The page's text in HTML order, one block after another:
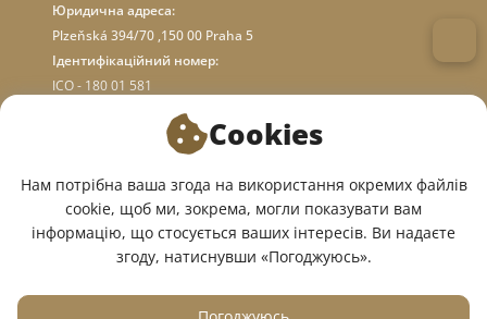
Юридична адреса:
Plzeňská 394/70 ,150 00 Praha 5
Ідентифікаційний номер:
ICO - 180 01 581
ПРО МАГАЗИН
МИ У СОЦМЕРЕЖАХ:
Cookies
Нам потрібна ваша згода на використання окремих файлів
cookie, щоб ми, зокрема, могли показувати вам
інформацію, що стосується ваших інтересів. Ви надаєте
згоду, натиснувши «Погоджуюсь».